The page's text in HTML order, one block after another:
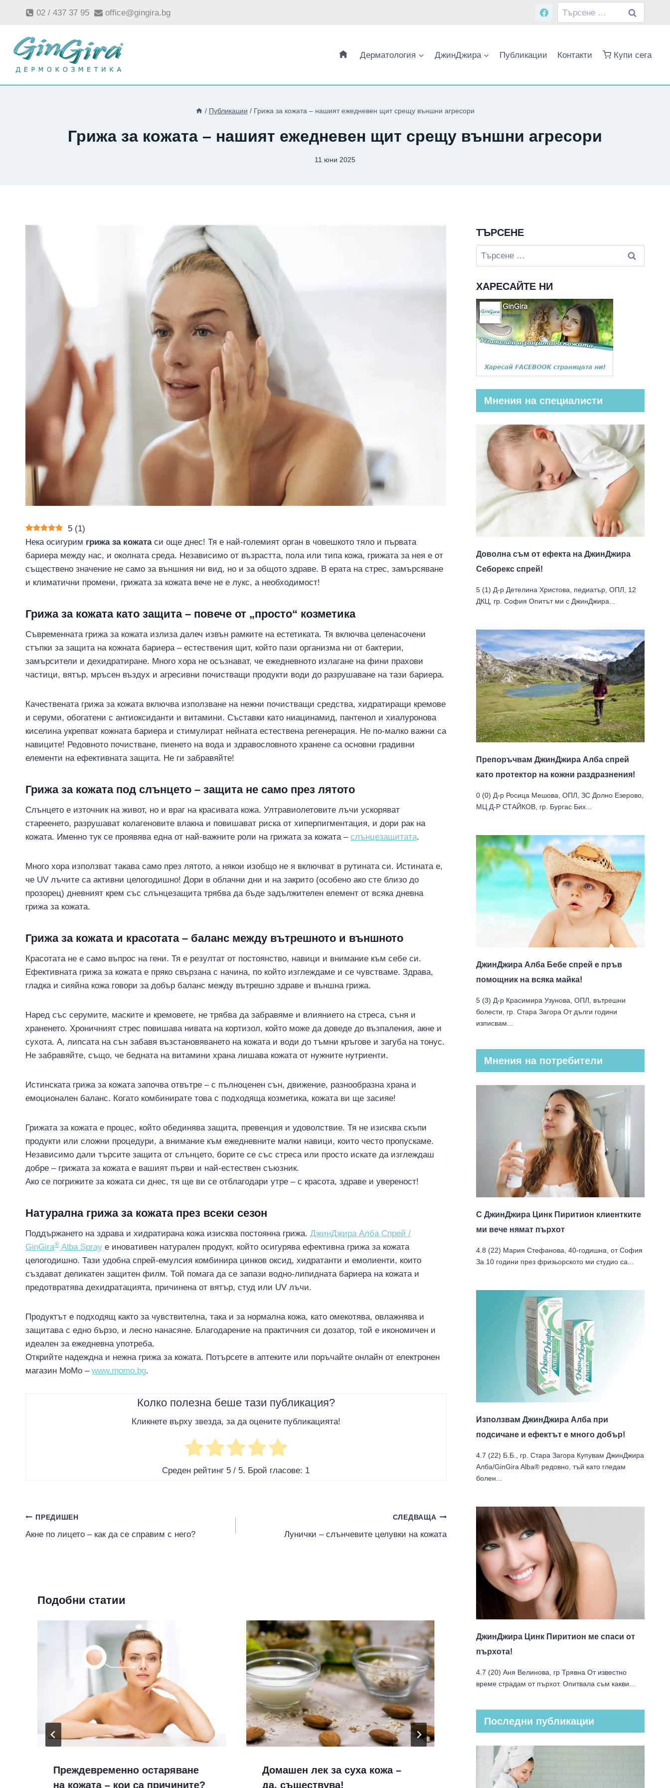
съдържанието
02 / 437 37 95 office@gingira.bg
Търсене
за:
Дерматология ДжинДжира Публикации Контакти Купи сега
/ Публикации / Грижа за кожата – нашият ежедневен щит срещу външни агресори
Грижа за кожата – нашият ежедневен щит срещу външни агресори
11 юни 2025
5 (1)
Нека осигурим грижа за кожатаси още днес! Тя е най-големият орган в човешкото тяло и първата
бариера между нас, и околната среда. Независимо от възрастта, пола или типа кожа, грижата за нея е от
съществено значение не само за външния ни вид, но и за общото здраве. В ерата на стрес, замърсяване
и климатични промени, грижата за кожата вече не е лукс, а необходимост!
Грижа за кожата като защита – повече от „просто“ козметика
Съвременната грижа за кожата излиза далеч извън рамките на естетиката. Тя включва целенасочени
стъпки за защита на кожната бариера – естествения щит, който пази организма ни от бактерии,
замърсители и дехидратиране. Много хора не осъзнават, че ежедневното излагане на фини прахови
частици, вятър, мръсен въздух и агресивни почистващи продукти води до разрушаване на тази бариера.
Качествената грижа за кожата включва използване на нежни почистващи средства, хидратиращи кремове
и серуми, обогатени с антиоксиданти и витамини. Съставки като ниацинамид, пантенол и хиалуронова
киселина укрепват кожната бариера и стимулират нейната естествена регенерация. Не по-малко важни са
навиците! Редовното почистване, пиенето на вода и здравословното хранене са основни градивни
елементи на ефективната защита. Не ги забравяйте!
Грижа за кожата под слънцето – защита не само през лятото
Слънцето е източник на живот, но и враг на красивата кожа. Ултравиолетовите лъчи ускоряват
стареенето, разрушават колагеновите влакна и повишават риска от хиперпигментация, и дори рак на
кожата. Именно тук се проявява една от най-важните роли на грижата за кожата – слънцезащитата.
Много хора използват такава само през лятото, а някои изобщо не я включват в рутината си. Истината е,
че UV лъчите са активни целогодишно! Дори в облачни дни и на закрито (особено ако сте близо до
прозорец) дневният крем със слънцезащита трябва да бъде задължителен елемент от всяка дневна
грижа за кожата.
Грижа за кожата и красотата – баланс между вътрешното и външното
Красотата не е само въпрос на гени. Тя е резултат от постоянство, навици и внимание към себе си.
Ефективната грижа за кожата е пряко свързана с начина, по който изглеждаме и се чувстваме. Здрава,
гладка и сияйна кожа говори за добър баланс между вътрешно здраве и външна грижа.
Наред със серумите, маските и кремовете, не трябва да забравяме и влиянието на стреса, съня и
храненето. Хроничният стрес повишава нивата на кортизол, който може да доведе до възпаления, акне и
сухота. А, липсата на сън забавя възстановяването на кожата и води до тъмни кръгове и загуба на тонус.
Не забравяйте, също, че бедната на витамини храна лишава кожата от нужните нутриенти.
Истинската грижа за кожата започва отвътре – с пълноценен сън, движение, разнообразна храна и
емоционален баланс. Когато комбинирате това с подходяща козметика, кожата ви ще засияе!
Грижата за кожата е процес, който обединява защита, превенция и удоволствие. Тя не изисква скъпи
продукти или сложни процедури, а внимание към ежедневните малки навици, които често пропускаме.
Независимо дали търсите защита от слънцето, борите се със стреса или просто искате да изглеждаш
добре – грижата за кожата е вашият първи и най-естествен съюзник.
Ако се погрижите за кожата си днес, тя ще ви се отблагодари утре – с красота, здраве и увереност!
Натурална грижа за кожата през всеки сезон
Поддържането на здрава и хидратирана кожа изисква постоянна грижа. ДжинДжира Алба Спрей /
GinGira® Alba Spray е иновативен натурален продукт, който осигурява ефективна грижа за кожата
целогодишно. Тази удобна спрей-емулсия комбинира цинков оксид, хидратанти и емолиенти, които
създават деликатен защитен филм. Той помага да се запази водно-липидната бариера на кожата и
предотвратява дехидратацията, причинена от вятър, студ или UV лъчи.
Продуктът е подходящ както за чувствителна, така и за нормална кожа, като омекотява, овлажнява и
защитава с едно бързо, и лесно нанасяне. Благодарение на практичния си дозатор, той е икономичен и
идеален за ежедневна употреба.
Открийте надеждна и нежна грижа за кожата. Потърсете в аптеките или поръчайте онлайн от електронен
магазин MoMo – www.momo.bg.
Колко полезна беше тази публикация?
Кликнете върху звезда, за да оцените публикацията!
Среден рейтинг 5 / 5. Брой гласове: 1
Навигация
ПРЕДИШЕН
Акне по лицето – как да се справим с него?
СЛЕДВАЩА
Лунички – слънчевите целувки на кожата
Подобни статии
Преждевременно остаряване
на кожата – кои са причините?
Домашен лек за суха кожа –
да, съществува!
Суха кожа на стъпалата –
погрижете се за нея в 4
ТЪРСЕНЕ
Търсене
за:
ХАРЕСАЙТЕ НИ
Мнения на специалисти
Доволна съм от ефекта на ДжинДжира
Себорекс спрей!
5 (1) Д-р Детелина Христова, педиатър, ОПЛ, 12
ДКЦ, гр. София Опитът ми с ДжинДжира...
Препоръчвам ДжинДжира Алба спрей
като протектор на кожни раздразнения!
0 (0) Д-р Росица Мешова, ОПЛ, ЗС Долно Езерово,
МЦ Д-Р СТАЙКОВ, гр. Бургас Бих...
ДжинДжира Алба Бебе спрей е пръв
помощник на всяка майка!
5 (3) Д-р Красимира Узунова, ОПЛ, вътрешни
болести, гр. Стара Загора От дълги години
изписвам...
Мнения на потребители
С ДжинДжира Цинк Пиритион клиентките
ми вече нямат пърхoт
4.8 (22) Мария Стефанова, 40-годишна, от София
За 10 години през фризьорското ми студио са...
Използвам ДжинДжира Алба при
подсичане и ефектът е много добър!
4.7 (22) Б.Б., гр. Стара Загора Купувам ДжинДжира
Алба/GinGira Alba® редовно, тъй като гледам
болен...
ДжинДжира Цинк Пиритион ме спаси от
пърхота!
4.7 (20) Аня Велинова, гр Трявна От известно
време страдам от пърхот. Опитвала съм какви...
Последни публикации